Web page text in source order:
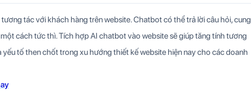
tác với khách hàng trên website. Chatbot có thể trả lời câu hỏi, cung
cách tức thì. Tích hợp AI chatbot vào website sẽ giúp tăng tính tương
tố then chốt trong xu hướng thiết kế website hiện nay cho các doanh